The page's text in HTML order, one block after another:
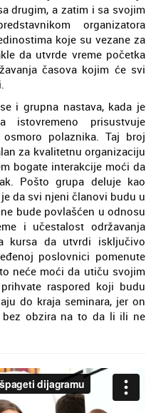
drugim, a zatim i sa svojim
organizatora
koje su vezane za
da utvrde vreme početka
časova kojim će svi
i grupna nastava, kada je
istovremeno prisustvuje
polaznika. Taj broj
za kvalitetnu organizaciju
bogate interakcije moći da
Pošto grupa deluje kao
da svi njeni članovi budu u
bude povlašćen u odnosu
i učestalost održavanja
kursa da utvrdi isključivo
poslovnici pomenute
neće moći da utiču svojim
raspored koji budu
do kraja seminara, jer on
bez obzira na to da li ili ne